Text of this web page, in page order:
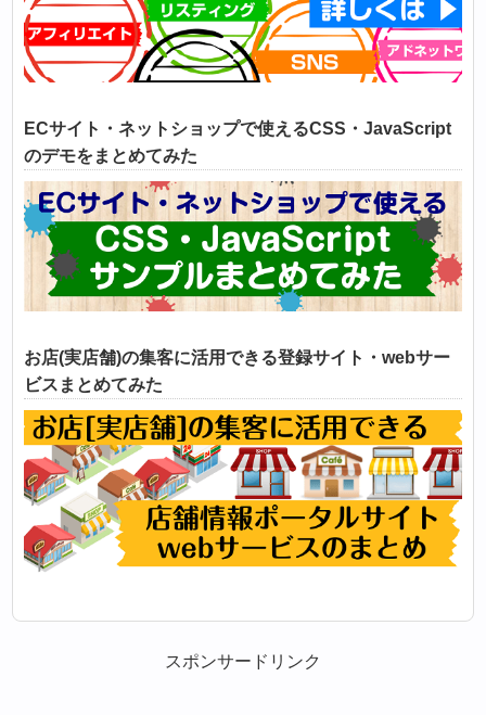
ECサイト・ネットショップで使えるCSS・JavaScript
のデモをまとめてみた
お店(実店舗)の集客に活用できる登録サイト・webサー
ビスまとめてみた
スポンサードリンク